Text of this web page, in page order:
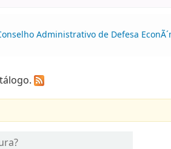
Administrativo de Defesa